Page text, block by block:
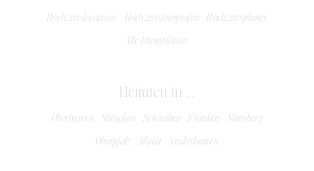
Hochzeitslocations Hochzeitsfotografen Hochzeitsplaner
Alle Dienstleister
Heiraten in ...
Oberbayern München Schwaben Franken Nürnberg
Oberpfalz Allgäu Niederbayern